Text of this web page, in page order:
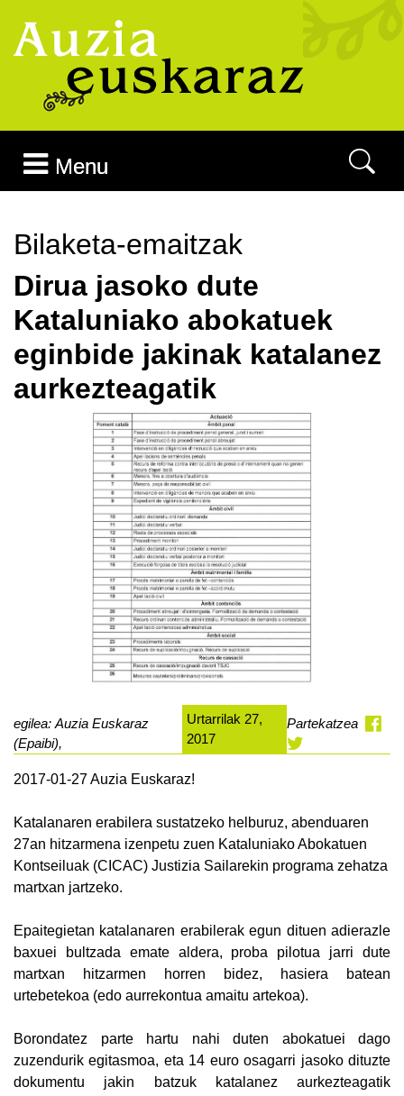
Menu
Bilaketa-emaitzak
Dirua jasoko dute
Kataluniako abokatuek
eginbide jakinak katalanez
aurkezteagatik
egilea: Auzia Euskaraz
(Epaibi),
Urtarrilak 27,
2017
Partekatzea
2017-01-27 Auzia Euskaraz!
Katalanaren erabilera sustatzeko helburuz, abenduaren
27an hitzarmena izenpetu zuen Kataluniako Abokatuen
Kontseiluak (CICAC) Justizia Sailarekin programa zehatza
martxan jartzeko.
Epaitegietan katalanaren erabilerak egun dituen adierazle
baxuei bultzada emate aldera, proba pilotua jarri dute
martxan hitzarmen horren bidez, hasiera batean
urtebetekoa (edo aurrekontua amaitu artekoa).
Borondatez parte hartu nahi duten abokatuei dago
zuzendurik egitasmoa, eta 14 euro osagarri jasoko dituzte
dokumentu jakin batzuk katalanez aurkezteagatik